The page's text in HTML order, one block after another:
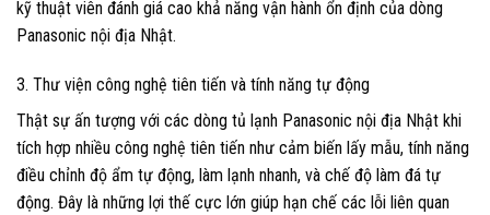
kỹ thuật viên đánh giá cao khả năng vận hành ổn định của dòng
Panasonic nội địa Nhật.
3. Thư viện công nghệ tiên tiến và tính năng tự động
Thật sự ấn tượng với các dòng tủ lạnh Panasonic nội địa Nhật khi
tích hợp nhiều công nghệ tiên tiến như cảm biến lấy mẫu, tính năng
điều chỉnh độ ẩm tự động, làm lạnh nhanh, và chế độ làm đá tự
động. Đây là những lợi thế cực lớn giúp hạn chế các lỗi liên quan